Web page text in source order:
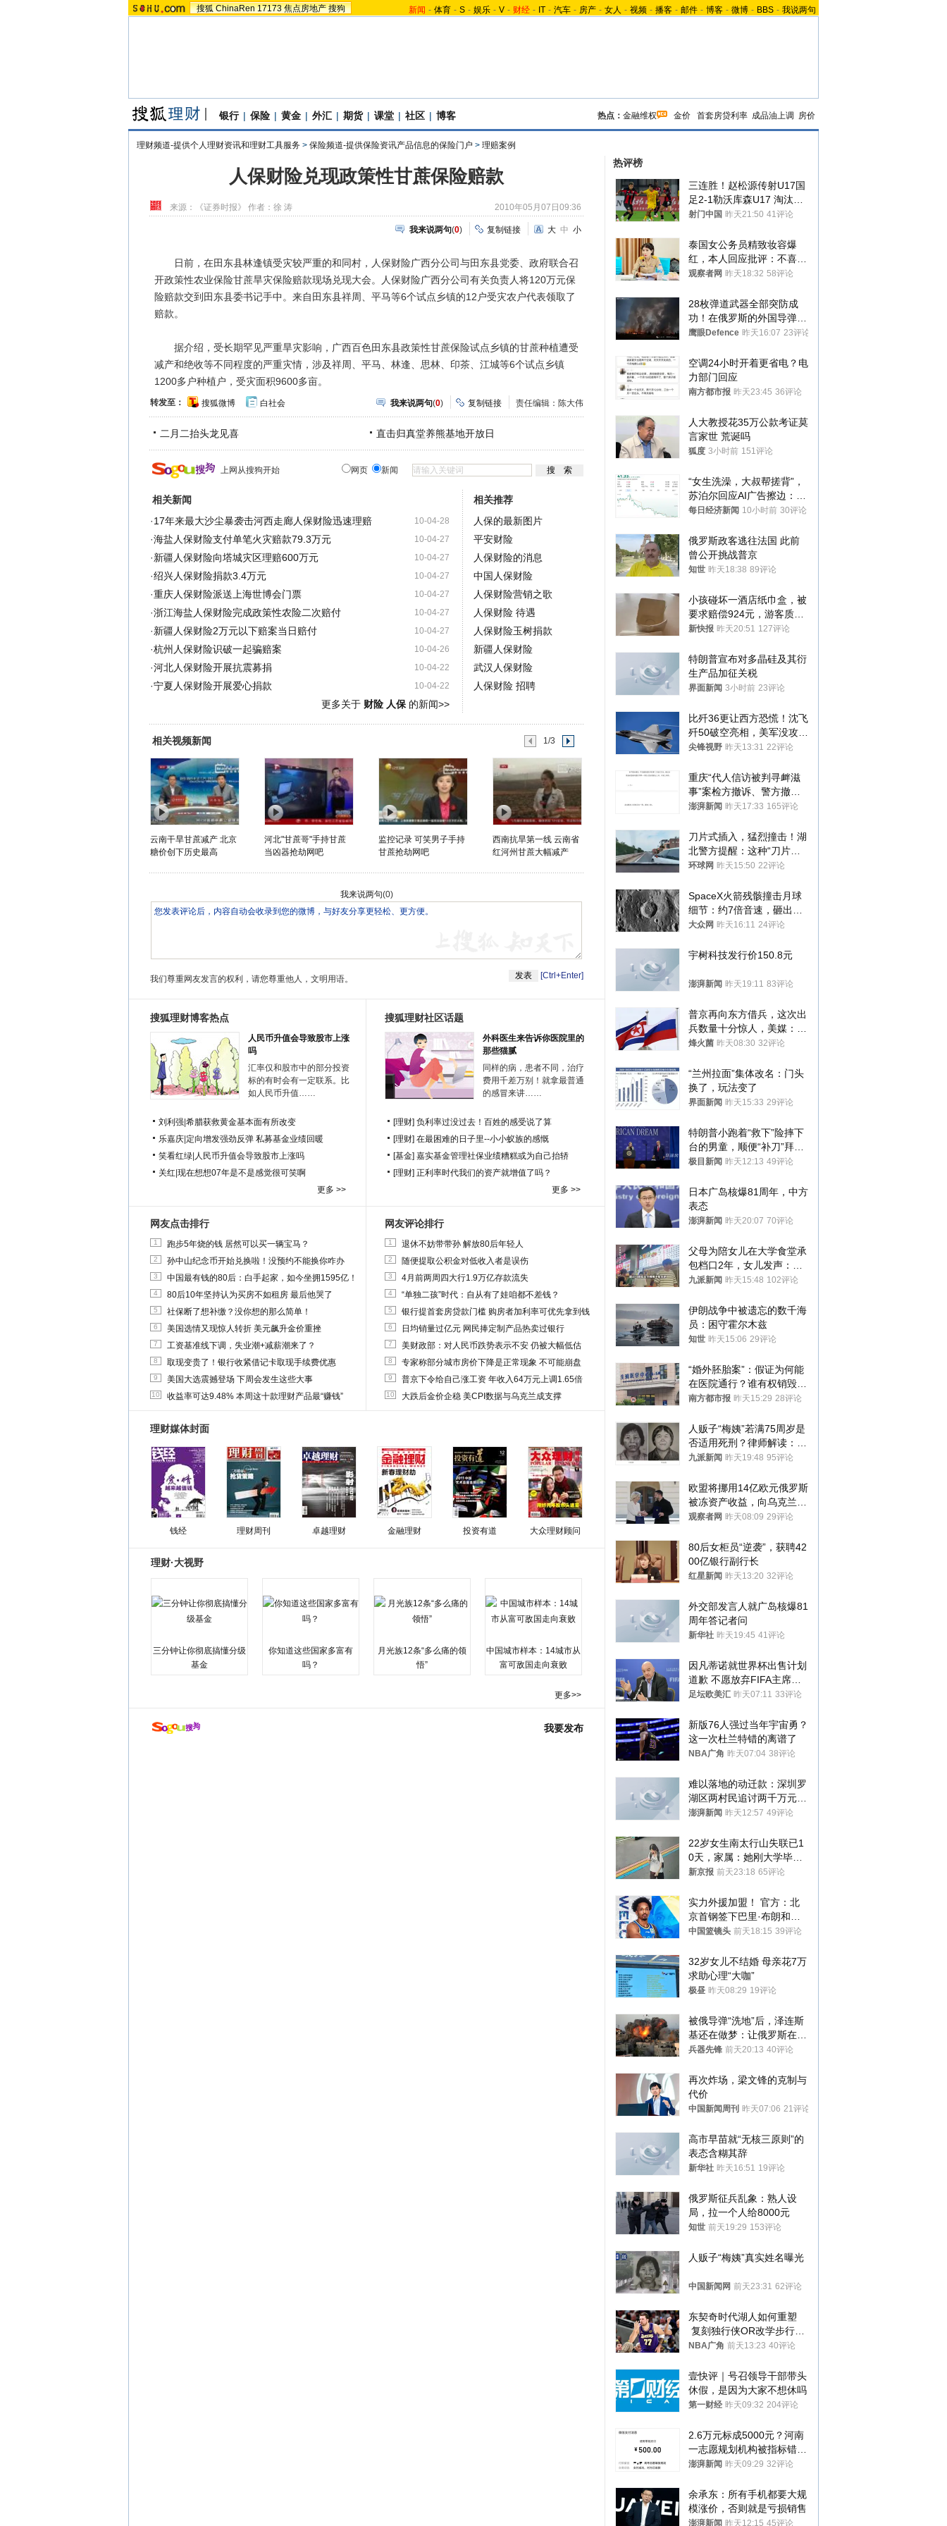
搜狐 ChinaRen 17173 焦点房地产 搜狗 新闻 - 体育 - S - 娱乐 - V - 财经 - IT - 汽车 - 房产 - 女人 - 视频 - 播客 - 邮件 - 博客 - 微博 - BBS - 我说两句
银行 | 保险 | 黄金 | 外汇 | 期货 | 课堂 | 社区 | 博客 热点： 金融维权 金价 首套房贷利率 成品油上调 房价
理财频道-提供个人理财资讯和理财工具服务 > 保险频道-提供保险资讯产品信息的保险门户 > 理赔案例
人保财险兑现政策性甘蔗保险赔款
来源： 《证券时报》 作者：徐 涛 2010年05月07日09:36
我来说两句(0) 复制链接 大 中 小
日前，在田东县林逢镇受灾较严重的和同村，人保财险广西分公司与田东县党委、政府联合召
开政策性农业保险甘蔗旱灾保险赔款现场兑现大会。人保财险广西分公司有关负责人将120万元保
险赔款交到田东县委书记手中。来自田东县祥周、平马等6个试点乡镇的12户受灾农户代表领取了
赔款。
据介绍，受长期罕见严重旱灾影响，广西百色田东县政策性甘蔗保险试点乡镇的甘蔗种植遭受
减产和绝收等不同程度的严重灾情，涉及祥周、平马、林逢、思林、印茶、江城等6个试点乡镇
1200多户种植户，受灾面积9600多亩。
转发至： 搜狐微博 白社会 我来说两句(0) 复制链接 责任编辑：陈大伟
二月二抬头龙见喜 直击归真堂养熊基地开放日
上网从搜狗开始 网页 新闻
相关新闻
10-04-28
·17年来最大沙尘暴袭击河西走廊人保财险迅速理赔
10-04-27
·海盐人保财险支付单笔火灾赔款79.3万元
10-04-27
·新疆人保财险向塔城灾区理赔600万元
10-04-27
·绍兴人保财险捐款3.4万元
10-04-27
·重庆人保财险派送上海世博会门票
10-04-27
·浙江海盐人保财险完成政策性农险二次赔付
10-04-27
·新疆人保财险2万元以下赔案当日赔付
10-04-26
·杭州人保财险识破一起骗赔案
10-04-22
·河北人保财险开展抗震募捐
10-04-22
·宁夏人保财险开展爱心捐款
更多关于 财险 人保的新闻>>
相关推荐
人保的最新图片
平安财险
人保财险的消息
中国人保财险
人保财险营销之歌
人保财险 待遇
人保财险玉树捐款
新疆人保财险
武汉人保财险
人保财险 招聘
相关视频新闻 1/3
云南干旱甘蔗减产 北京
糖价创下历史最高
河北"甘蔗哥"手持甘蔗
当凶器抢劫网吧
监控记录 可笑男子手持
甘蔗抢劫网吧
西南抗旱第一线 云南省
红河州甘蔗大幅减产
我来说两句(0)
我们尊重网友发言的权利，请您尊重他人，文明用语。 [Ctrl+Enter]
搜狐理财博客热点
人民币升值会导致股市上涨
吗
汇率仅和股市中的部分投资
标的有时会有一定联系。比
如人民币升值……
刘利强 希腊获救黄金基本面有所改变
乐嘉庆 定向增发强劲反弹 私募基金业绩回暖
笑看红绿 人民币升值会导致股市上涨吗
关红 现在想想07年是不是感觉很可笑啊
更多 >>
搜狐理财社区话题
外科医生来告诉你医院里的
那些猫腻
同样的病，患者不同，治疗
费用千差万别！就拿最普通
的感冒来讲……
[理财] 负利率过没过去！百姓的感受说了算
[理财] 在最困难的日子里--小小蚁族的感慨
[基金] 嘉实基金管理社保业绩糟糕或为自己抬轿
[理财] 正利率时代我们的资产就增值了吗？
更多 >>
网友点击排行
1 跑步5年烧的钱 居然可以买一辆宝马？
2 孙中山纪念币开始兑换啦！没预约不能换你咋办
3 中国最有钱的80后：白手起家，如今坐拥1595亿！
4 80后10年坚持认为买房不如租房 最后他哭了
5 社保断了想补缴？没你想的那么简单！
6 美国选情又现惊人转折 美元飙升金价重挫
7 工资基准线下调，失业潮+减薪潮来了？
8 取现变贵了！银行收紧借记卡取现手续费优惠
9 美国大选震撼登场 下周会发生这些大事
10 收益率可达9.48% 本周这十款理财产品最“赚钱”
网友评论排行
1 退休不妨带带孙 解放80后年轻人
2 随便提取公积金对低收入者是误伤
3 4月前两周四大行1.9万亿存款流失
4 “单独二孩”时代：自从有了娃咱都不差钱？
5 银行提首套房贷款门槛 购房者加利率可优先拿到钱
6 日均销量过亿元 网民捧定制产品热卖过银行
7 美财政部：对人民币跌势表示不安 仍被大幅低估
8 专家称部分城市房价下降是正常现象 不可能崩盘
9 普京下令给自己涨工资 年收入64万元上调1.65倍
10 大跌后金价企稳 美CPI数据与乌克兰成支撑
理财媒体封面
钱经 理财周刊 卓越理财 金融理财 投资有道 大众理财顾问
理财·大视野
三分钟让你彻底搞懂分级
基金
你知道这些国家多富有
吗？
月光族12条“多么痛的领
悟”
中国城市样本：14城市从
富可敌国走向衰败
更多>>
我要发布
热评榜
三连胜！赵松源传射U17国
足2-1勒沃库森U17 淘汰赛
将战河床
射门中国 昨天21:50 41评论
泰国女公务员精致妆容爆
红，本人回应批评：不喜欢
就别看
观察者网 昨天18:32 58评论
28枚弹道武器全部突防成
功！在俄罗斯的外国导弹发
射车都是合法打击目标
鹰眼Defence 昨天16:07 23评论
空调24小时开着更省电？电
力部门回应
南方都市报 昨天23:45 36评论
人大教授花35万公款考证莫
言家世 荒诞吗
狐度 3小时前 151评论
“女生洗澡，大叔帮搓背”，
苏泊尔回应AI广告擦边：视
频全下架，已强化内容管理
每日经济新闻 10小时前 30评论
俄罗斯政客逃往法国 此前
曾公开挑战普京
知世 昨天18:38 89评论
小孩碰坏一酒店纸巾盒，被
要求赔偿924元，游客质疑
酒店房客物品超高标价，市
新快报 昨天20:51 127评论
特朗普宣布对多晶硅及其衍
生产品加征关税
界面新闻 3小时前 23评论
比歼36更让西方恐慌！沈飞
歼50破空亮相，美军没攻克
的技术被拿下
尖锋视野 昨天13:31 22评论
重庆“代人信访被判寻衅滋
事”案检方撤诉、警方撤
案，两被告人获国赔
澎湃新闻 昨天17:33 165评论
刀片式插入，猛烈撞击！湖
北警方提醒：这种“刀片超
车”，太危险了
环球网 昨天15:50 22评论
SpaceX火箭残骸撞击月球
细节：约7倍音速，砸出直
径约30米撞击坑
大众网 昨天16:11 24评论
宇树科技发行价150.8元
澎湃新闻 昨天19:11 83评论
普京再向东方借兵，这次出
兵数量十分惊人，美媒：俄
朝要动真格？
烽火菌 昨天08:30 32评论
“兰州拉面”集体改名：门头
换了，玩法变了
界面新闻 昨天15:33 29评论
特朗普小跑着“救下”险摔下
台的男童，顺便“补刀”拜
登：“我可不想他像拜登一
极目新闻 昨天12:13 49评论
日本广岛核爆81周年，中方
表态
澎湃新闻 昨天20:07 70评论
父母为陪女儿在大学食堂承
包档口2年，女儿发声：初
衷是为了陪伴，毕业后将不
九派新闻 昨天15:48 102评论
伊朗战争中被遗忘的数千海
员：困守霍尔木兹
知世 昨天15:06 29评论
“婚外胚胎案”：假证为何能
在医院通行？谁有权销毁胚
胎？
南方都市报 昨天15:29 28评论
人贩子“梅姨”若满75周岁是
否适用死刑？律师解读：很
大概率不会被判处死刑
九派新闻 昨天19:48 95评论
欧盟将挪用14亿欧元俄罗斯
被冻资产收益，向乌克兰提
供援助
观察者网 昨天08:09 29评论
80后女柜员“逆袭”，获聘42
00亿银行副行长
红星新闻 昨天13:20 32评论
外交部发言人就广岛核爆81
周年答记者问
新华社 昨天19:45 41评论
因凡蒂诺就世界杯出售计划
道歉 不愿放弃FIFA主席职
位
足坛欧美汇 昨天07:11 33评论
新版76人强过当年宇宙勇？
这一次杜兰特错的离谱了
NBA广角 昨天07:04 38评论
难以落地的动迁款：深圳罗
湖区两村民追讨两千万元动
迁款八年未果
澎湃新闻 昨天12:57 49评论
22岁女生南太行山失联已1
0天，家属：她刚大学毕业
想到山里旅行
新京报 前天23:18 65评论
实力外援加盟！ 官方：北
京首钢签下巴里·布朗和桑
普森
中国篮镜头 前天18:15 39评论
32岁女儿不结婚 母亲花7万
求助心理“大咖”
极昼 昨天08:29 19评论
被俄导弹“洗地”后，泽连斯
基还在做梦：让俄罗斯在冬
季前求和？
兵器先锋 前天20:13 40评论
再次炸场，梁文锋的克制与
代价
中国新闻周刊 昨天07:06 21评论
高市早苗就“无核三原则”的
表态含糊其辞
新华社 昨天16:51 19评论
俄罗斯征兵乱象：熟人设
局，拉一个人给8000元
知世 前天19:29 153评论
人贩子“梅姨”真实姓名曝光
中国新闻网 前天23:31 62评论
东契奇时代湖人如何重塑
复刻独行侠OR改学步行
者？
NBA广角 前天13:23 40评论
壹快评｜号召领导干部带头
休假，是因为大家不想休吗
第一财经 昨天09:32 204评论
2.6万元标成5000元？河南
一志愿规划机构被指标错学
费致考生复读
澎湃新闻 昨天09:29 32评论
余承东：所有手机都要大规
模涨价，否则就是亏损销售
澎湃新闻 昨天12:15 45评论